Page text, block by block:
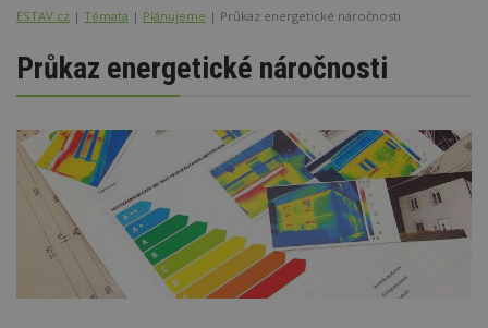
ESTAV.cz Témata Plánujeme Průkaz energetické náročnosti
Průkaz energetické náročnosti